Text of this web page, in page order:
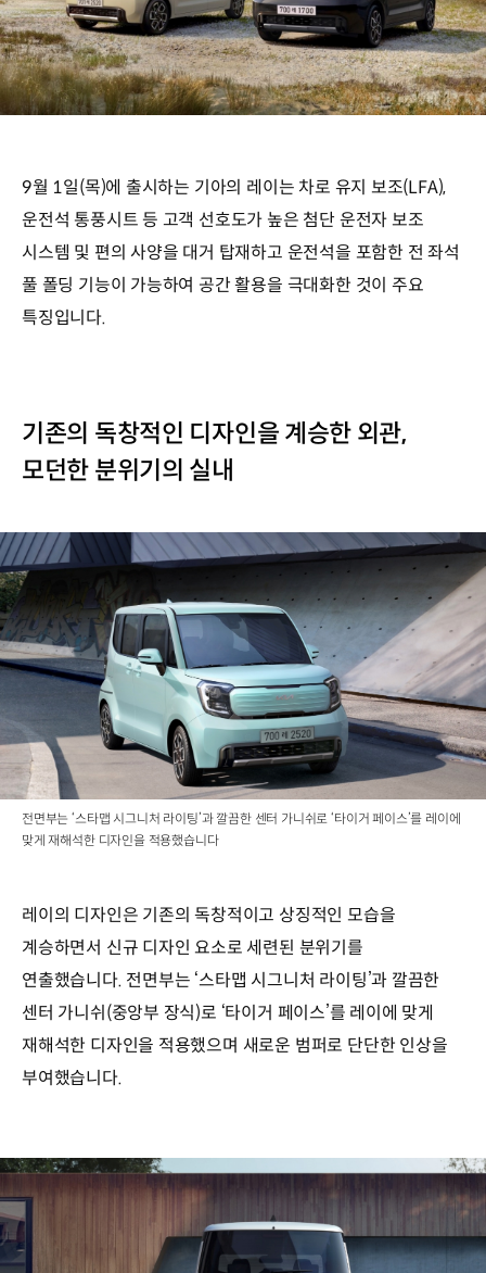
9월 1일(목)에 출시하는 기아의 레이는 차로 유지 보조(LFA),
운전석 통풍시트 등 고객 선호도가 높은 첨단 운전자 보조
시스템 및 편의 사양을 대거 탑재하고 운전석을 포함한 전 좌석
풀 폴딩 기능이 가능하여 공간 활용을 극대화한 것이 주요
특징입니다.
기존의 독창적인 디자인을 계승한 외관,
모던한 분위기의 실내
전면부는 ‘스타맵 시그니처 라이팅’과 깔끔한 센터 가니쉬로 ‘타이거 페이스’를 레이에
맞게 재해석한 디자인을 적용했습니다
레이의 디자인은 기존의 독창적이고 상징적인 모습을
계승하면서 신규 디자인 요소로 세련된 분위기를
연출했습니다. 전면부는 ‘스타맵 시그니처 라이팅’과 깔끔한
센터 가니쉬(중앙부 장식)로 ‘타이거 페이스’를 레이에 맞게
재해석한 디자인을 적용했으며 새로운 범퍼로 단단한 인상을
부여했습니다.